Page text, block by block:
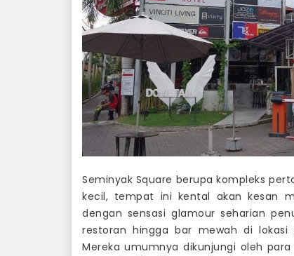
Seminyak Square berupa kompleks
kecil, tempat ini kental akan kesan
dengan sensasi glamour seharian
restoran hingga bar mewah di
Mereka umumnya dikunjungi oleh